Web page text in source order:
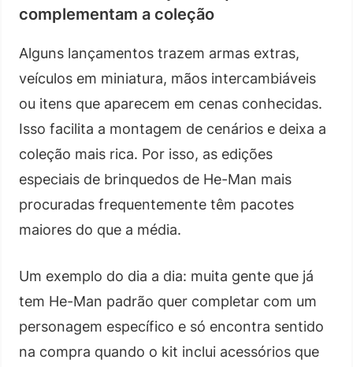
complementam a coleção
Alguns lançamentos trazem armas extras,
veículos em miniatura, mãos intercambiáveis
ou itens que aparecem em cenas conhecidas.
Isso facilita a montagem de cenários e deixa a
coleção mais rica. Por isso, as edições
especiais de brinquedos de He-Man mais
procuradas frequentemente têm pacotes
maiores do que a média.
Um exemplo do dia a dia: muita gente que já
tem He-Man padrão quer completar com um
personagem específico e só encontra sentido
na compra quando o kit inclui acessórios que